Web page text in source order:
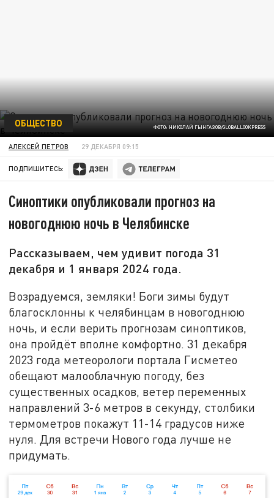
ФОТО: НИКОЛАЙ ГЫНГАЗОВ/GLOBALLOOKPRESS
ОБЩЕСТВО
АЛЕКСЕЙ ПЕТРОВ 29 ДЕКАБРЯ 09:15
ПОДПИШИТЕСЬ:
Синоптики опубликовали прогноз на
новогоднюю ночь в Челябинске
Рассказываем, чем удивит погода 31
декабря и 1 января 2024 года.
Возрадуемся, земляки! Боги зимы будут
благосклонны к челябинцам в новогоднюю
ночь, и если верить прогнозам синоптиков,
она пройдёт вполне комфортно. 31 декабря
2023 года метеорологи портала Гисметео
обещают малооблачную погоду, без
существенных осадков, ветер переменных
направлений 3-6 метров в секунду, столбики
термометров покажут 11-14 градусов ниже
нуля. Для встречи Нового года лучше не
придумать.